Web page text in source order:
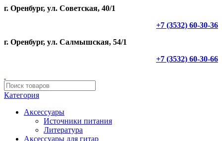
г. Оренбург, ул. Советская, 40/1
+7 (3532) 60-30-36
г. Оренбург, ул. Салмышская, 54/1
+7 (3532) 60-30-66
Категория
Аксессуары
Источники питания
Литература
Аксессуары для гитар